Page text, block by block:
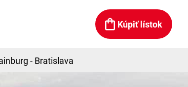
Kúpiť lístok
- Bratislava